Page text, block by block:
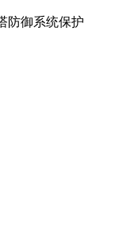
防御系统保护